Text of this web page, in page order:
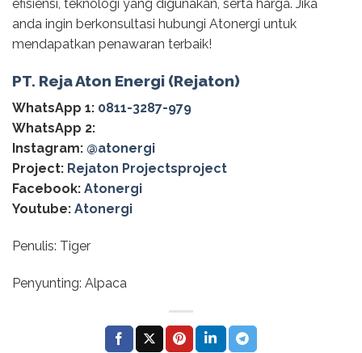
efisiensi, teknologi yang digunakan, serta harga. Jika
anda ingin berkonsultasi hubungi Atonergi untuk
mendapatkan penawaran terbaik!
PT. Reja Aton Energi (Rejaton)
WhatsApp 1: 0811-3287-979
WhatsApp 2:
Instagram: @‌atonergi
Project: Rejaton Projectsproject
Facebook: Atonergi
Youtube: Atonergi
Penulis: Tiger
Penyunting: Alpaca